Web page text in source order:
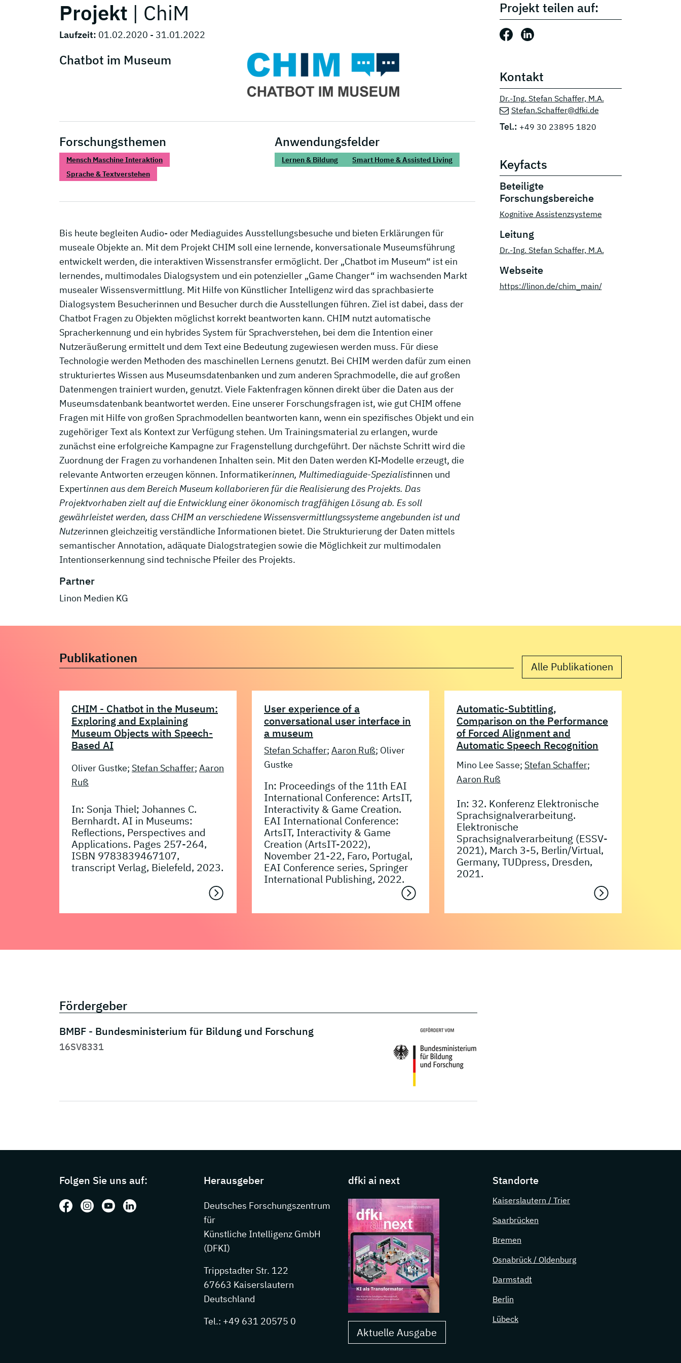
Projekt | ChiM
Laufzeit: 01.02.2020 - 31.01.2022
Chatbot im Museum
Forschungsthemen
Mensch Maschine Interaktion
Sprache & Textverstehen
Anwendungsfelder
Lernen & Bildung Smart Home & Assisted Living
Bis heute begleiten Audio- oder Mediaguides Ausstellungsbesuche und bieten Erklärungen für
museale Objekte an. Mit dem Projekt CHIM soll eine lernende, konversationale Museumsführung
entwickelt werden, die interaktiven Wissenstransfer ermöglicht. Der „Chatbot im Museum“ ist ein
lernendes, multimodales Dialogsystem und ein potenzieller „Game Changer“ im wachsenden Markt
musealer Wissensvermittlung. Mit Hilfe von Künstlicher Intelligenz wird das sprachbasierte
Dialogsystem Besucherinnen und Besucher durch die Ausstellungen führen. Ziel ist dabei, dass der
Chatbot Fragen zu Objekten möglichst korrekt beantworten kann. CHIM nutzt automatische
Spracherkennung und ein hybrides System für Sprachverstehen, bei dem die Intention einer
Nutzeräußerung ermittelt und dem Text eine Bedeutung zugewiesen werden muss. Für diese
Technologie werden Methoden des maschinellen Lernens genutzt. Bei CHIM werden dafür zum einen
strukturiertes Wissen aus Museumsdatenbanken und zum anderen Sprachmodelle, die auf großen
Datenmengen trainiert wurden, genutzt. Viele Faktenfragen können direkt über die Daten aus der
Museumsdatenbank beantwortet werden. Eine unserer Forschungsfragen ist, wie gut CHIM offene
Fragen mit Hilfe von großen Sprachmodellen beantworten kann, wenn ein spezifisches Objekt und ein
zugehöriger Text als Kontext zur Verfügung stehen. Um Trainingsmaterial zu erlangen, wurde
zunächst eine erfolgreiche Kampagne zur Fragenstellung durchgeführt. Der nächste Schritt wird die
Zuordnung der Fragen zu vorhandenen Inhalten sein. Mit den Daten werden KI-Modelle erzeugt, die
relevante Antworten erzeugen können. Informatikerinnen, Multimediaguide-Spezialistinnen und
Expertinnen aus dem Bereich Museum kollaborieren für die Realisierung des Projekts. Das
Projektvorhaben zielt auf die Entwicklung einer ökonomisch tragfähigen Lösung ab. Es soll
gewährleistet werden, dass CHIM an verschiedene Wissensvermittlungssysteme angebunden ist und
Nutzerinnen gleichzeitig verständliche Informationen bietet. Die Strukturierung der Daten mittels
semantischer Annotation, adäquate Dialogstrategien sowie die Möglichkeit zur multimodalen
Intentionserkennung sind technische Pfeiler des Projekts.
Partner
Linon Medien KG
Projekt teilen auf:
Beitrag teilen auf: Facebook
Beitrag teilen auf: LinkedIn
Kontakt
Dr.-Ing. Stefan Schaffer, M.A.
Stefan.Schaffer@dfki.de
Tel.: +49 30 23895 1820
Keyfacts
Beteiligte
Forschungsbereiche
Kognitive Assistenzsysteme
Leitung
Dr.-Ing. Stefan Schaffer, M.A.
Webseite
https://linon.de/chim_main/
Publikationen
Alle Publikationen
CHIM - Chatbot in the Museum:
Exploring and Explaining
Museum Objects with Speech-
Based AI
Oliver Gustke; Stefan Schaffer; Aaron
Ruß
In: Sonja Thiel; Johannes C.
Bernhardt. AI in Museums:
Reflections, Perspectives and
Applications. Pages 257-264,
ISBN 9783839467107,
transcript Verlag, Bielefeld, 2023.
User experience of a
conversational user interface in
a museum
Stefan Schaffer; Aaron Ruß; Oliver
Gustke
In: Proceedings of the 11th EAI
International Conference: ArtsIT,
Interactivity & Game Creation.
EAI International Conference:
ArtsIT, Interactivity & Game
Creation (ArtsIT-2022),
November 21-22, Faro, Portugal,
EAI Conference series, Springer
International Publishing, 2022.
Automatic-Subtitling,
Comparison on the Performance
of Forced Alignment and
Automatic Speech Recognition
Mino Lee Sasse; Stefan Schaffer;
Aaron Ruß
In: 32. Konferenz Elektronische
Sprachsignalverarbeitung.
Elektronische
Sprachsignalverarbeitung (ESSV-
2021), March 3-5, Berlin/Virtual,
Germany, TUDpress, Dresden,
2021.
Fördergeber
BMBF - Bundesministerium für Bildung und Forschung
16SV8331
Folgen Sie uns auf:
Folgen Sie uns auf: Facebook
Folgen Sie uns auf: Instagram
Folgen Sie uns auf: Youtube
Folgen Sie uns auf: LinkedIn
Herausgeber
Deutsches Forschungszentrum
für
Künstliche Intelligenz GmbH
(DFKI)
Trippstadter Str. 122
67663 Kaiserslautern
Deutschland
Tel.: +49 631 20575 0
dfki ai next
Aktuelle Ausgabe
Standorte
Kaiserslautern / Trier
Saarbrücken
Bremen
Osnabrück / Oldenburg
Darmstadt
Berlin
Lübeck